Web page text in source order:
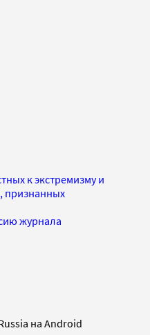
к экстремизму и
признанных
журнала
на Android